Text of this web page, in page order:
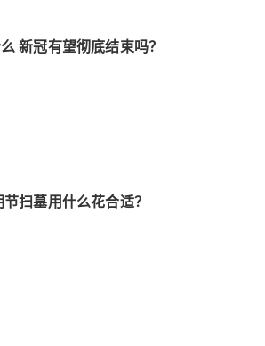
新冠有望彻底结束吗？
扫墓用什么花合适？